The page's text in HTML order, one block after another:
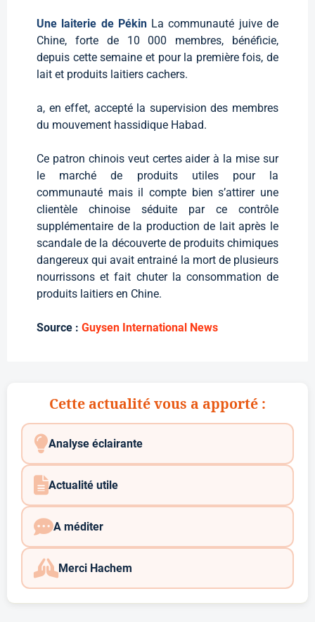
Une laiterie de Pékin La communauté juive de
Chine, forte de 10 000 membres, bénéficie,
depuis cette semaine et pour la première fois, de
lait et produits laitiers cachers.
a, en effet, accepté la supervision des membres
du mouvement hassidique Habad.
Ce patron chinois veut certes aider à la mise sur
le marché de produits utiles pour la
communauté mais il compte bien s’attirer une
clientèle chinoise séduite par ce contrôle
supplémentaire de la production de lait après le
scandale de la découverte de produits chimiques
dangereux qui avait entrainé la mort de plusieurs
nourrissons et fait chuter la consommation de
produits laitiers en Chine.
Source : Guysen International News
Cette actualité vous a apporté :
Analyse éclairante
Actualité utile
A méditer
Merci Hachem